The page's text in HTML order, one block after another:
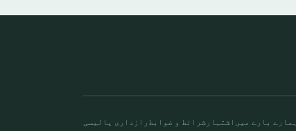
ہمارے بارے میں اشتہار شرائط و ضوابط رازداری پالیسی